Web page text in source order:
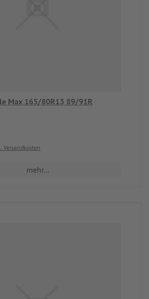
Max 165/80R13 89/91R
Versandkosten
mehr...